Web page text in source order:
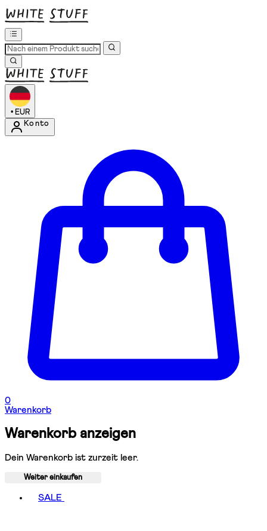
• EUR
Konto
0
Warenkorb
Warenkorb anzeigen
Dein Warenkorb ist zurzeit leer.
Weiter einkaufen
SALE